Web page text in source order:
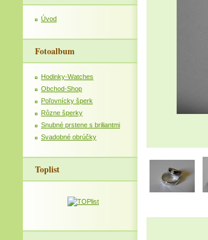
Úvod
Fotoalbum
Hodinky-Watches
Obchod-Shop
Poľovnícky šperk
Rôzne šperky
Snubné prstene s briliantmi
Svadobné obrúčky
Toplist